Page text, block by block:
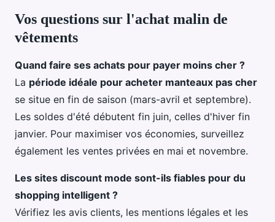
Vos questions sur l'achat malin de
vêtements
Quand faire ses achats pour payer moins cher ?
La période idéale pour acheter manteaux pas cher
se situe en fin de saison (mars-avril et septembre).
Les soldes d'été débutent fin juin, celles d'hiver fin
janvier. Pour maximiser vos économies, surveillez
également les ventes privées en mai et novembre.
Les sites discount mode sont-ils fiables pour du
shopping intelligent ?
Vérifiez les avis clients, les mentions légales et les